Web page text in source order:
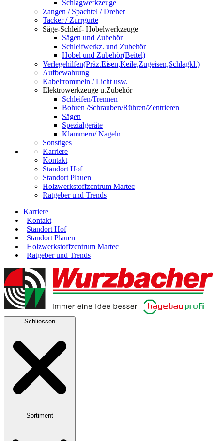
Schlagwerkzeuge
Zangen / Spachtel / Dreher
Tacker / Zurrgurte
Säge-Schleif- Hobelwerkzeuge
Sägen und Zubehör
Schleifwerkz. und Zubehör
Hobel und Zubehör(Beitel)
Verlegehilfen(Präz.Eisen,Keile,Zugeisen,Schlagkl.)
Aufbewahrung
Kabeltrommeln / Licht usw.
Elektrowerkzeuge u.Zubehör
Schleifen/Trennen
Bohren /Schrauben/Rühren/Zentrieren
Sägen
Spezialgeräte
Klammern/ Nageln
Sonstiges
Karriere
Kontakt
Standort Hof
Standort Plauen
Holzwerkstoffzentrum Martec
Ratgeber und Trends
Karriere
| Kontakt
| Standort Hof
| Standort Plauen
| Holzwerkstoffzentrum Martec
| Ratgeber und Trends
Schliessen
Sortiment